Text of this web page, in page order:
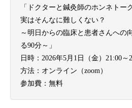
「ドクターと鍼灸師のホンネトー
実はそんなに難しくない？
～明日からの臨床と患者さんへの
る90分～」
日時：2026年5月1日（金）21:00～
方法：オンライン（zoom）
参加費：無料